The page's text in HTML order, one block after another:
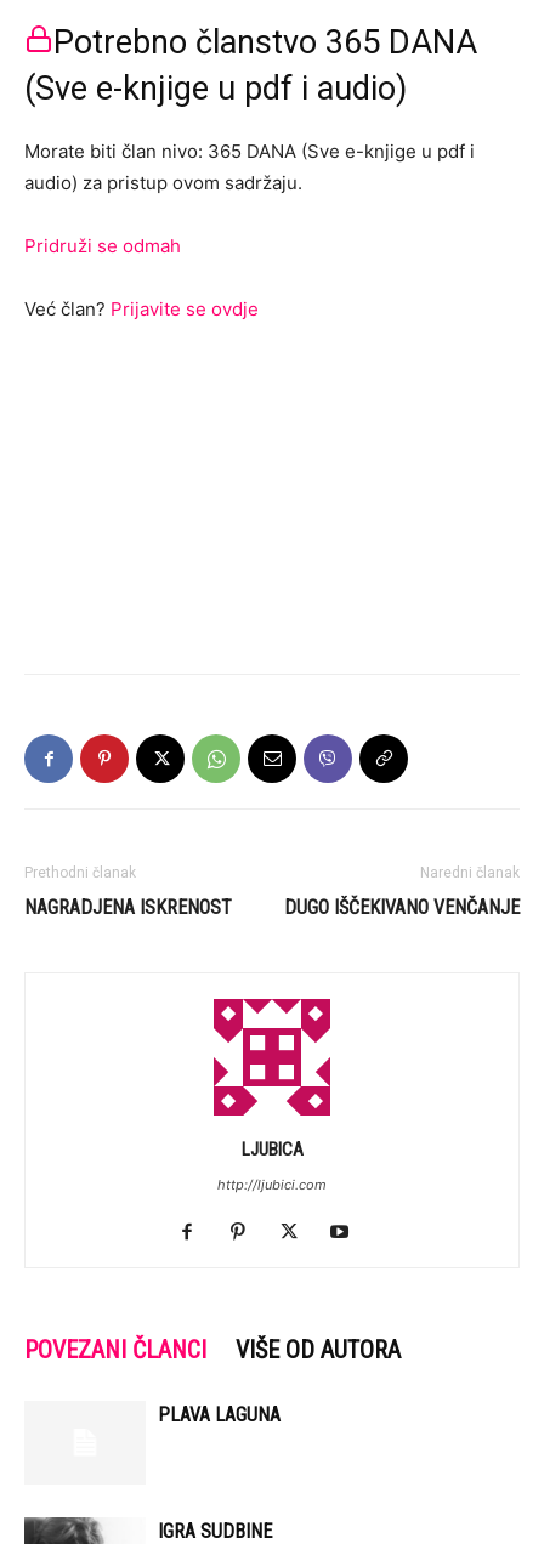
Potrebno članstvo 365 DANA
(Sve e-knjige u pdf i audio)
Morate biti član nivo: 365 DANA (Sve e-knjige u pdf i
audio) za pristup ovom sadržaju.
Pridruži se odmah
Već član? Prijavite se ovdje
Prethodni članak
NAGRADJENA ISKRENOST
Naredni članak
DUGO IŠČEKIVANO VENČANJE
LJUBICA
http://ljubici.com
POVEZANI ČLANCI VIŠE OD AUTORA
PLAVA LAGUNA
IGRA SUDBINE